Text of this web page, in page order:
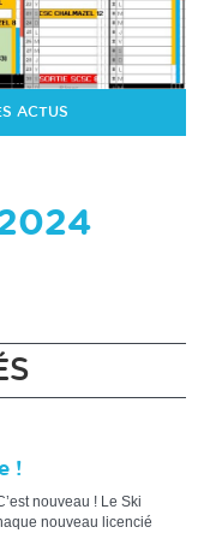
ACTUS
!
nouveau ! Le Ski
nouveau licencié